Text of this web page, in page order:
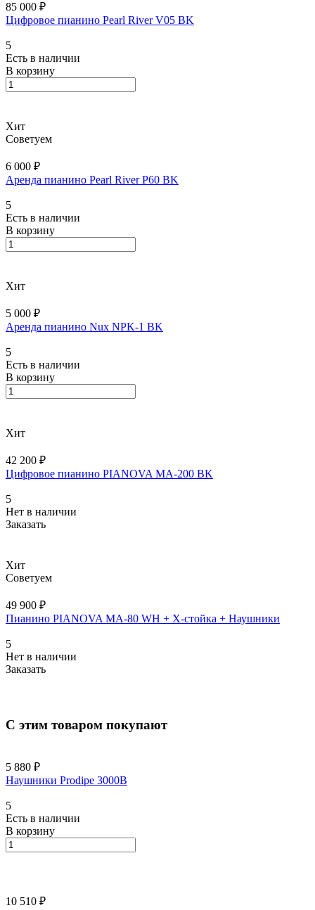
85 000 ₽
Цифровое пианино Pearl River V05 BK
5
Есть в наличии
В корзину
Хит
Советуем
6 000 ₽
Аренда пианино Pearl River P60 BK
5
Есть в наличии
В корзину
Хит
5 000 ₽
Аренда пианино Nux NPK-1 BK
5
Есть в наличии
В корзину
Хит
42 200 ₽
Цифровое пианино PIANOVA MA-200 BK
5
Нет в наличии
Заказать
Хит
Советуем
49 900 ₽
Пианино PIANOVA MA-80 WH + X-cтойка + Наушники
5
Нет в наличии
Заказать
С этим товаром покупают
5 880 ₽
Наушники Prodipe 3000B
5
Есть в наличии
В корзину
10 510 ₽